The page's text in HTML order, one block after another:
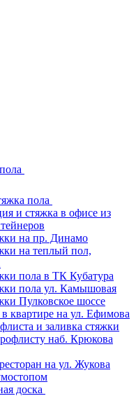
пола
и стяжка в офисе из
на пр. Динамо
на теплый пол,
пола в ТК Кубатура
пола ул. Камышовая
Пулковское шоссе
квартире на ул. Ефимова
и заливка стяжки
наб. Крюкова
на ул. Жукова
доска